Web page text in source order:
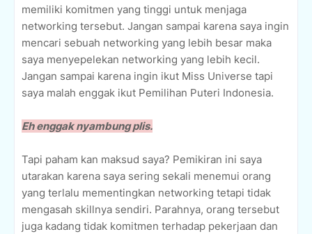
memiliki komitmen yang tinggi untuk menjaga
networking tersebut. Jangan sampai karena saya ingin
mencari sebuah networking yang lebih besar maka
saya menyepelekan networking yang lebih kecil.
Jangan sampai karena ingin ikut Miss Universe tapi
saya malah enggak ikut Pemilihan Puteri Indonesia.
Eh enggak nyambung plis.
Tapi paham kan maksud saya? Pemikiran ini saya
utarakan karena saya sering sekali menemui orang
yang terlalu mementingkan networking tetapi tidak
mengasah skillnya sendiri. Parahnya, orang tersebut
juga kadang tidak komitmen terhadap pekerjaan dan